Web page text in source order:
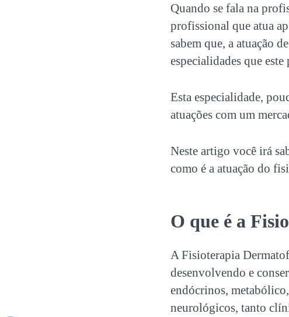
Quando se fala na
profissional que atua
sabem que, a atuação
especialidades que
Esta especialidade,
atuações com um
Neste artigo você irá
como é a atuação do
O que é a
AFisioterapia
desenvolvendo e
endócrinos,
neurológicos, tanto